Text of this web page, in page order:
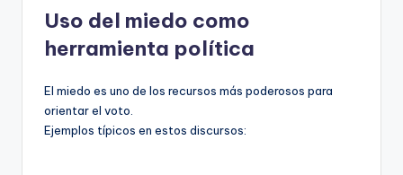
Uso del miedo como
herramienta política
El miedo es uno de los recursos más poderosos para
orientar el voto.
Ejemplos típicos en estos discursos: